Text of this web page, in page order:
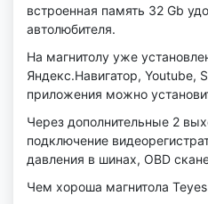
встроенная память 32 Gb
автолюбителя.
На магнитолу уже
Яндекс.Навигатор, Youtube,
приложения можно
Через дополнительные 2
подключение
давления в шинах, OBD
Чем хороша магнитола Teyes